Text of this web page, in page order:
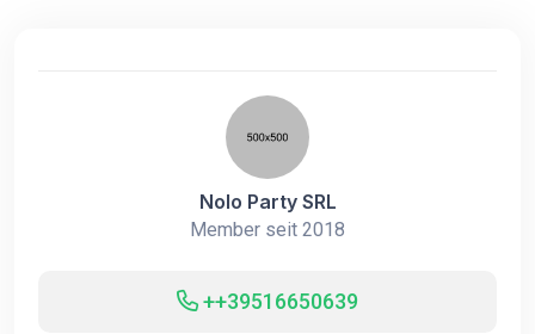
Nolo Party SRL
Member seit 2018
++39516650639